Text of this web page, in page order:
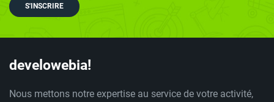
S'INSCRIRE
develowebia!
Nous mettons notre expertise au service de votre activité,